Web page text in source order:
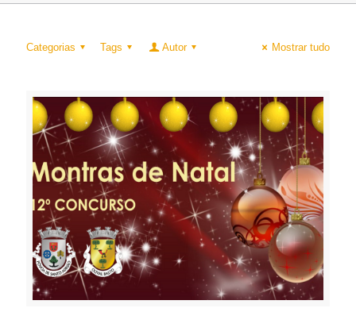
Categorias Tags Autor Mostrar tudo